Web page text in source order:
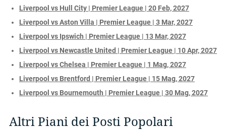
Liverpool vs Hull City | Premier League | 20 Feb, 2027
Liverpool vs Aston Villa | Premier League | 3 Mar, 2027
Liverpool vs Ipswich | Premier League | 13 Mar, 2027
Liverpool vs Newcastle United | Premier League | 10 Apr, 2027
Liverpool vs Chelsea | Premier League | 1 Mag, 2027
Liverpool vs Brentford | Premier League | 15 Mag, 2027
Liverpool vs Bournemouth | Premier League | 30 Mag, 2027
Altri Piani dei Posti Popolari